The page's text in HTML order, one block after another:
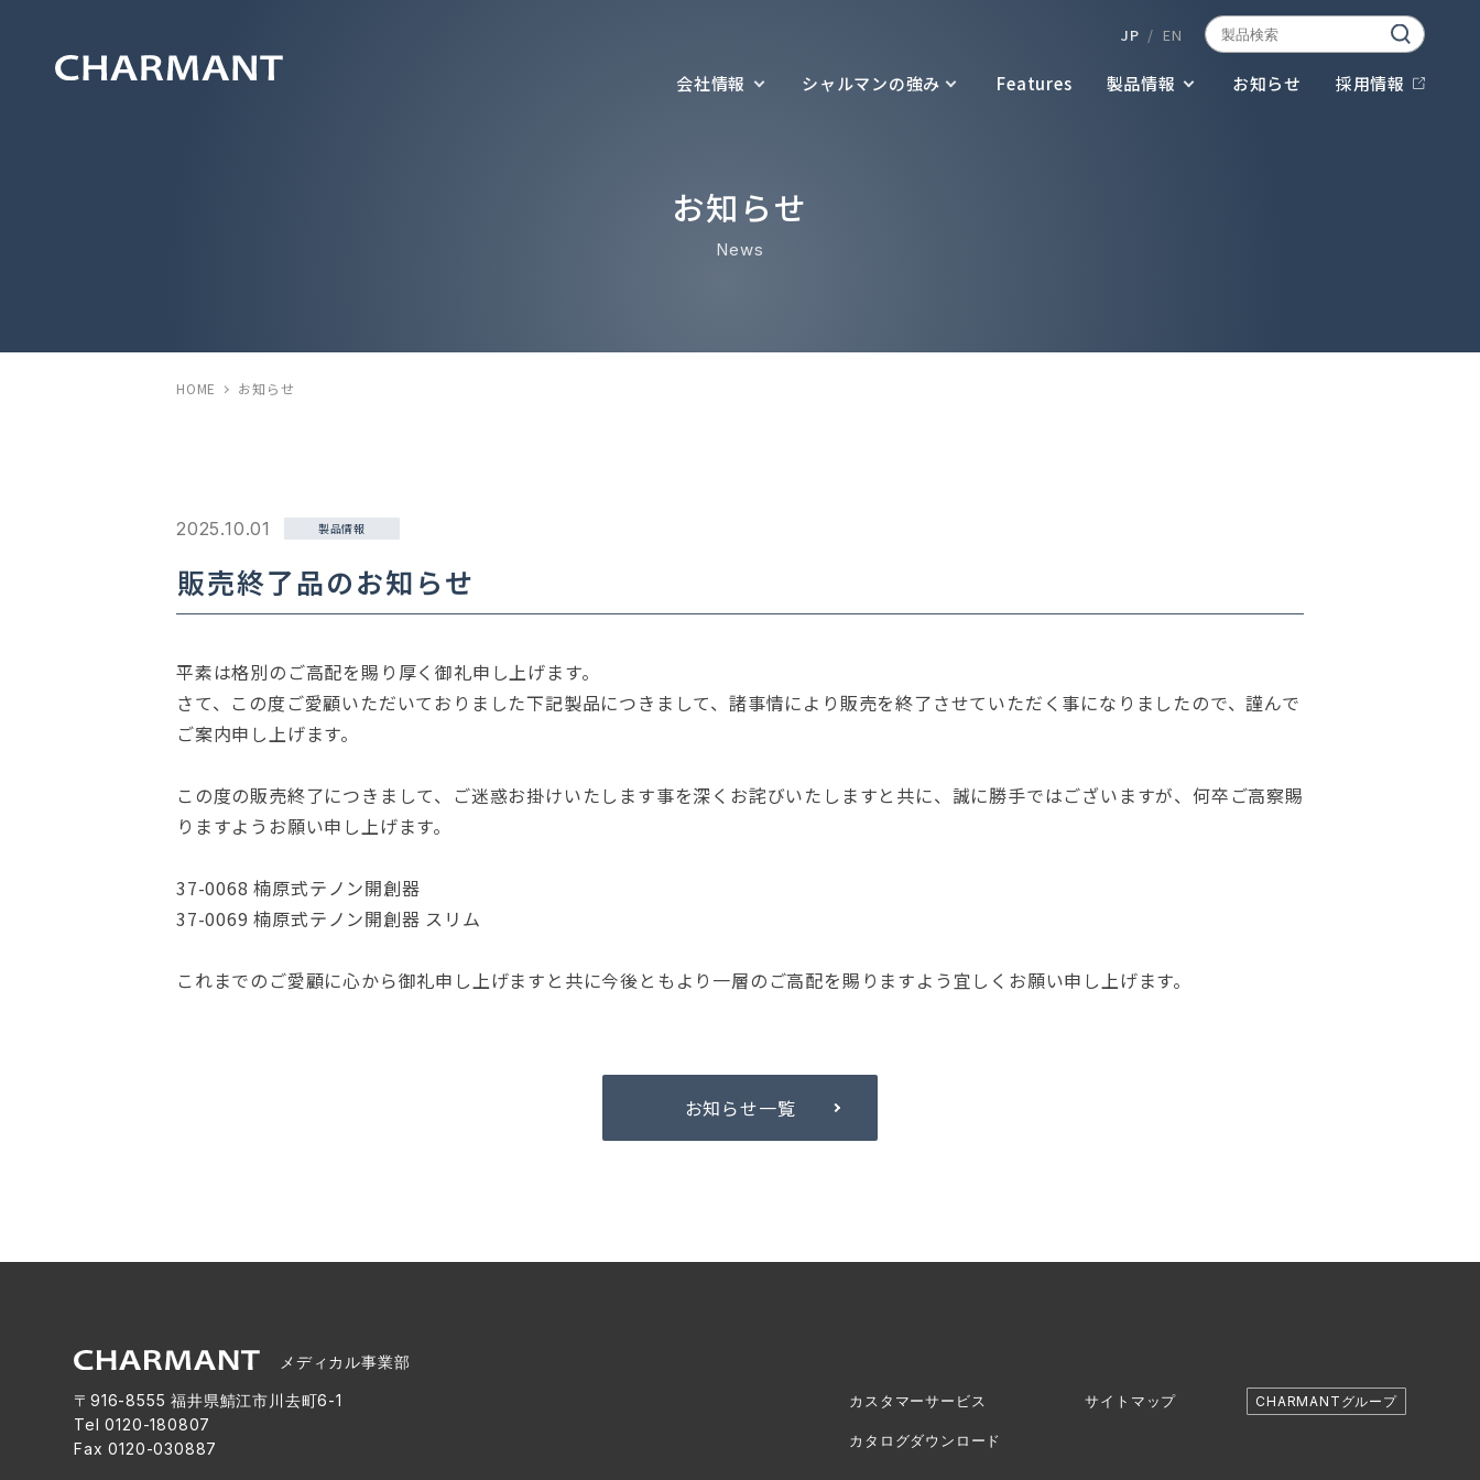
会社情報 シャルマンの強み Features 製品情報 お知らせ 採用情報
JP EN
お知らせ
News
HOME お知らせ
2025.10.01 製品情報
販売終了品のお知らせ
平素は格別のご高配を賜り厚く御礼申し上げます。
さて、この度ご愛顧いただいておりました下記製品につきまして、諸事情により販売を終了させていただく事になりましたので、謹んで
ご案内申し上げます。
この度の販売終了につきまして、ご迷惑お掛けいたします事を深くお詫びいたしますと共に、誠に勝手ではございますが、何卒ご高察賜
りますようお願い申し上げます。
37-0068 楠原式テノン開創器
37-0069 楠原式テノン開創器 スリム
これまでのご愛顧に心から御礼申し上げますと共に今後ともより一層のご高配を賜りますよう宜しくお願い申し上げます。
お知らせ一覧
メディカル事業部
〒916-8555 福井県鯖江市川去町6-1
Tel0120-180807
Fax 0120-030887
カスタマーサービス
カタログダウンロード
サイトマップ CHARMANTグループ